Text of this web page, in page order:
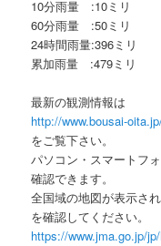
10分雨量 :10ミリ
60分雨量 :50ミリ
24時間雨量:396ミリ
累加雨量 :479ミリ
最新の観測情報は
http://www.bousai-
をご覧下さい。
パソコン・スマートフ
確認できます。
全国域の地図が表示さ
を確認してください。
https://www.jma.go.jp/